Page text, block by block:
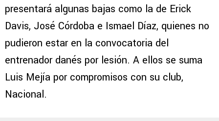
presentará algunas bajas como la de Erick
Davis, José Córdoba e Ismael Díaz, quienes no
pudieron estar en la convocatoria del
entrenador danés por lesión. A ellos se suma
Luis Mejía por compromisos con su club,
Nacional.